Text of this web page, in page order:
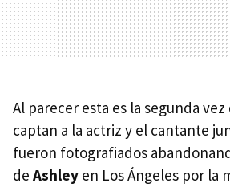
Al parecer esta es la segunda
captan a la actriz y el cantante
fueron fotografiados
de Ashley en Los Ángeles por la